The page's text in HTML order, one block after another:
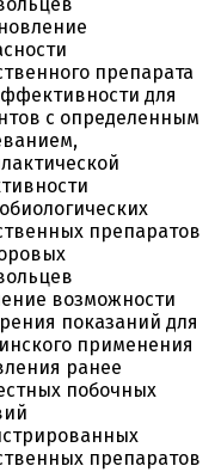
препарата
для
с определенным
препаратов
возможности
показаний для
применения
ранее
побочных
препаратов